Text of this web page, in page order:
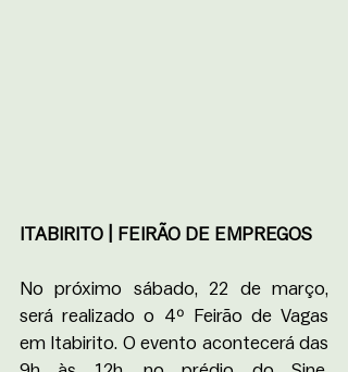
ITABIRITO | FEIRÃO DE EMPREGOS
No próximo sábado, 22 de março,
será realizado o 4º Feirão de Vagas
em Itabirito. O evento acontecerá das